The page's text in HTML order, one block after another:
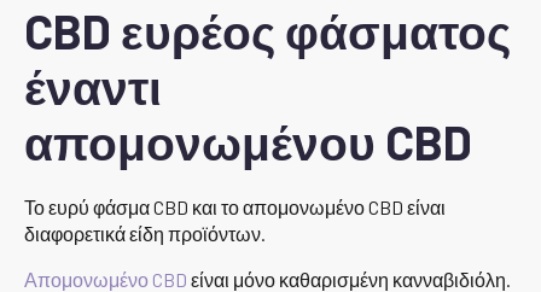
CBD ευρέος φάσματος
έναντι
απομονωμένου CBD
Το ευρύ φάσμα CBD και το απομονωμένο CBD είναι
διαφορετικά είδη προϊόντων.
Απομονωμένο CBD είναι μόνο καθαρισμένη κανναβιδιόλη.